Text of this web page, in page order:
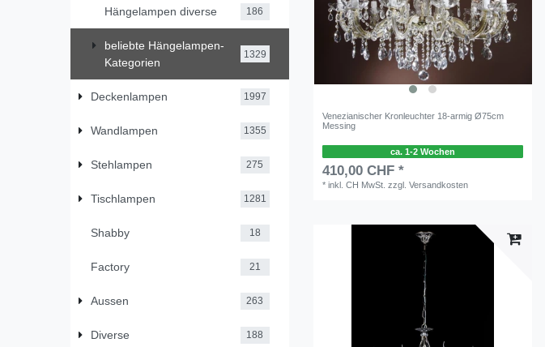
Hängelampen diverse 186
beliebte Hängelampen-
Kategorien
1329
Deckenlampen 1997
Wandlampen 1355
Stehlampen 275
Tischlampen 1281
Shabby 18
Factory 21
Aussen 263
Diverse 188
Venezianischer Kronleuchter 18-armig Ø75cm
Messing
ca. 1-2 Wochen
410,00 CHF *
*inkl. CH MwSt. zzgl.Versandkosten